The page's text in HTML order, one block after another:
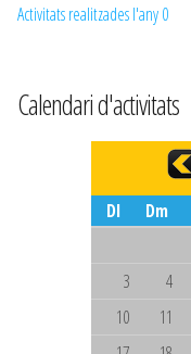
Activitats realitzades l'any 0
Calendari d'activitats
Dl
Dm
3
4
10
11